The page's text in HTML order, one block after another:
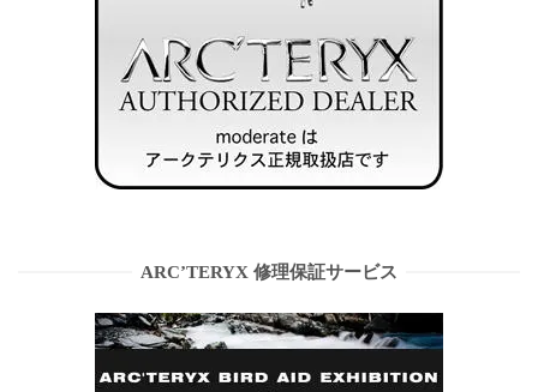
ARC’TERYX 修理保証サービス